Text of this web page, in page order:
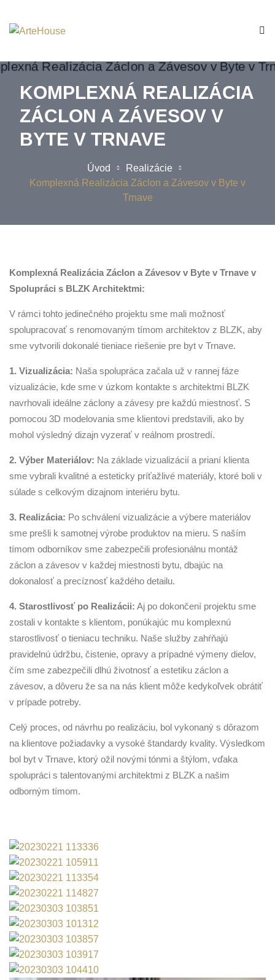
KOMPLEXNÁ REALIZÁCIA
ZÁCLON A ZÁVESOV V
BYTE V TRNAVE
Úvod
Realizácie
Komplexná Realizácia Záclon a Závesov v Byte v
Trnave
Komplexná Realizácia Záclon a Závesov v Byte v Trnave v
Spolupráci s BLZK Architektmi:
V rámci tohto jedinečného projektu sme mali možnosť
spolupracovať s renomovaným tímom architektov z BLZK, aby
sme vytvorili dokonalé tieniace riešenie pre byt v Trnave.
1. Vizualizácia: Naša spolupráca začala už v rannej fáze
vizualizácie, kde sme v úzkom kontakte s architektmi BLZK
navrhovali ideálne záclony a závesy pre každú miestnosť. S
pomocou 3D modelovania sme klientovi predstavili, ako by
mohol výsledný dizajn vyzerať v reálnom prostredí.
2. Výber Materiálov: Na základe vizualizácií a prianí klienta
sme vybrali kvalitné a esteticky príťažlivé materiály, ktoré boli v
súlade s celkovým dizajnom interiéru bytu.
3. Realizácia: Po schválení vizualizácie a výbere materiálov
sme prešli k samotnej výrobe produktov na mieru. S naším
tímom odborníkov sme zabezpečili profesionálnu montáž
záclon a závesov v každej miestnosti bytu, dbajúc na
dokonalosť a precíznosť každého detailu.
4. Starostlivosť po Realizácii: Aj po dokončení projektu sme
zostali v kontakte s klientom, ponúkajúc mu komplexnú
starostlivosť o tieniacu techniku. Naše služby zahŕňajú
pravidelnú údržbu, čistenie, opravy a prípadné výmeny dielov,
čím sme zabezpečili dlhú životnosť a estetiku záclon a
závesov, a dôveru že sa na nás klient môže kedykoľvek obrátiť
v prípade potreby.
Celý proces, od návrhu po realizáciu, bol vykonaný s dôrazom
na klientove požiadavky a vysoké štandardy kvality. Výsledkom
bol byt v Trnave, ktorý ožil novými tónmi a štýlom, vďaka
spolupráci s talentovanými architektmi z BLZK a našim
odborným tímom.